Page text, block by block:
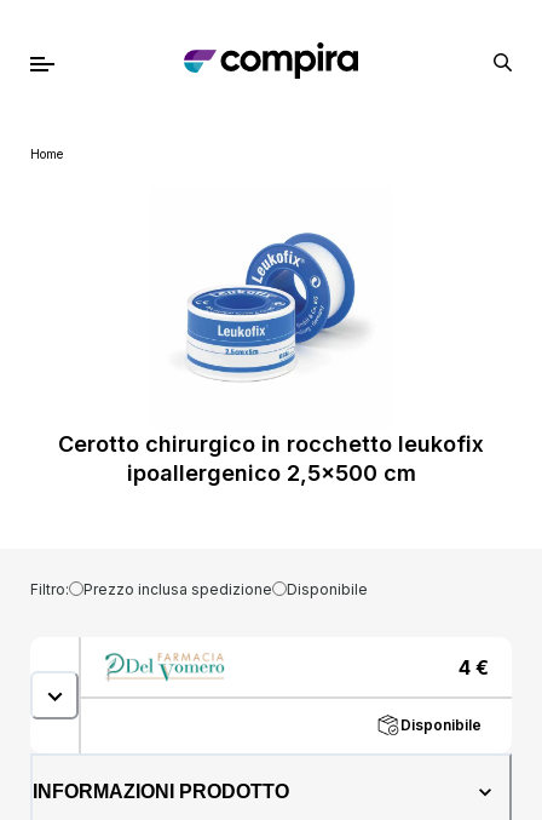
Home
Cerotto chirurgico in rocchetto leukofix
ipoallergenico 2,5x500 cm
Filtro: Prezzo inclusa spedizione Disponibile
4 €
Disponibile
INFORMAZIONI PRODOTTO